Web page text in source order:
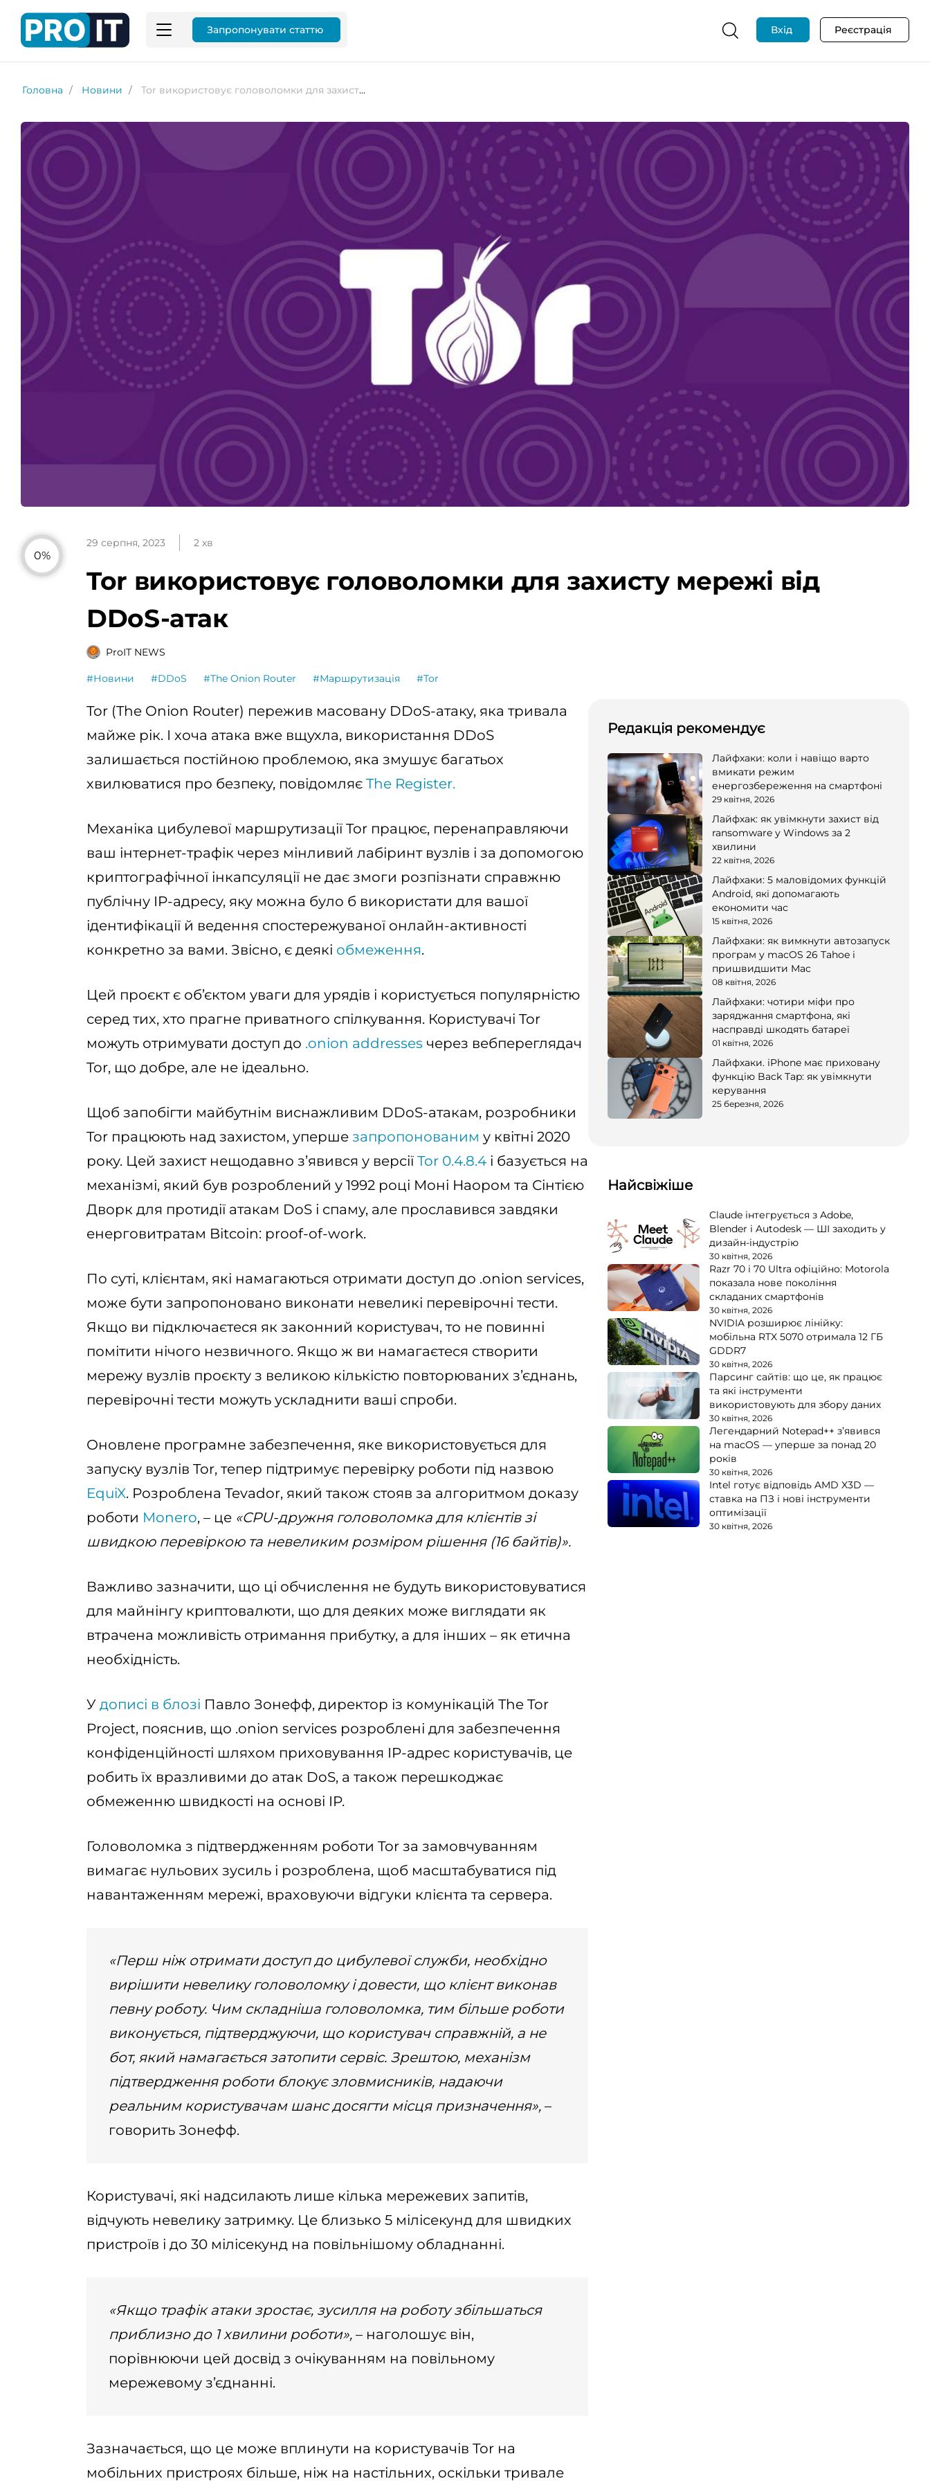
Запропонувати статтю Вхід Реєстрація
Головна Новини Tor використовує головоломки для захисту мережі від DDoS-атак
0%
29 серпня, 2023 2 хв
Tor використовує головоломки для захисту мережі від
DDoS-атак
ProIT NEWS
#Новини #DDoS #The Onion Router #Маршрутизація #Tor
Tor (The Onion Router) пережив масовану DDoS-атаку, яка тривала
майже рік. І хоча атака вже вщухла, використання DDoS
залишається постійною проблемою, яка змушує багатьох
хвилюватися про безпеку, повідомляє The Register.
Механіка цибулевої маршрутизації Tor працює, перенаправляючи
ваш інтернет-трафік через мінливий лабіринт вузлів і за допомогою
криптографічної інкапсуляції не дає змоги розпізнати справжню
публічну IP-адресу, яку можна було б використати для вашої
ідентифікації й ведення спостережуваної онлайн-активності
конкретно за вами. Звісно, є деякі обмеження.
Цей проєкт є об’єктом уваги для урядів і користується популярністю
серед тих, хто прагне приватного спілкування. Користувачі Tor
можуть отримувати доступ до .onion addresses через вебпереглядач
Tor, що добре, але не ідеально.
Щоб запобігти майбутнім виснажливим DDoS-атакам, розробники
Tor працюють над захистом, уперше запропонованим у квітні 2020
року. Цей захист нещодавно з’явився у версії Tor 0.4.8.4 і базується на
механізмі, який був розроблений у 1992 році Моні Наором та Сінтією
Дворк для протидії атакам DoS і спаму, але прославився завдяки
енерговитратам Bitcoin: proof-of-work.
По суті, клієнтам, які намагаються отримати доступ до .onion services,
може бути запропоновано виконати невеликі перевірочні тести.
Якщо ви підключаєтеся як законний користувач, то не повинні
помітити нічого незвичного. Якщо ж ви намагаєтеся створити
мережу вузлів проєкту з великою кількістю повторюваних з’єднань,
перевірочні тести можуть ускладнити ваші спроби.
Оновлене програмне забезпечення, яке використовується для
запуску вузлів Tor, тепер підтримує перевірку роботи під назвою
EquiX. Розроблена Tevador, який також стояв за алгоритмом доказу
роботи Monero, – це «CPU-дружня головоломка для клієнтів зі
швидкою перевіркою та невеликим розміром рішення (16 байтів)».
Важливо зазначити, що ці обчислення не будуть використовуватися
для майнінгу криптовалюти, що для деяких може виглядати як
втрачена можливість отримання прибутку, а для інших – як етична
необхідність.
У дописі в блозі Павло Зонефф, директор із комунікацій The Tor
Project, пояснив, що .onion services розроблені для забезпечення
конфіденційності шляхом приховування IP-адрес користувачів, це
робить їх вразливими до атак DoS, а також перешкоджає
обмеженню швидкості на основі IP.
Головоломка з підтвердженням роботи Tor за замовчуванням
вимагає нульових зусиль і розроблена, щоб масштабуватися під
навантаженням мережі, враховуючи відгуки клієнта та сервера.
«Перш ніж отримати доступ до цибулевої служби, необхідно
вирішити невелику головоломку і довести, що клієнт виконав
певну роботу. Чим складніша головоломка, тим більше роботи
виконується, підтверджуючи, що користувач справжній, а не
бот, який намагається затопити сервіс. Зрештою, механізм
підтвердження роботи блокує зловмисників, надаючи
реальним користувачам шанс досягти місця призначення», –
говорить Зонефф.
Користувачі, які надсилають лише кілька мережевих запитів,
відчують невелику затримку. Це близько 5 мілісекунд для швидких
пристроїв і до 30 мілісекунд на повільнішому обладнанні.
«Якщо трафік атаки зростає, зусилля на роботу збільшаться
приблизно до 1 хвилини роботи», – наголошує він,
порівнюючи цей досвід з очікуванням на повільному
мережевому з’єднанні.
Зазначається, що це може вплинути на користувачів Tor на
мобільних пристроях більше, ніж на настільних, оскільки тривале
Редакція рекомендує
Лайфхаки: коли і навіщо варто
вмикати режим
енергозбереження на смартфоні
29 квітня, 2026
Лайфхак: як увімкнути захист від
ransomware у Windows за 2
хвилини
22 квітня, 2026
Лайфхаки: 5 маловідомих функцій
Android, які допомагають
економити час
15 квітня, 2026
Лайфхаки: як вимкнути автозапуск
програм у macOS 26 Tahoe і
пришвидшити Mac
08 квітня, 2026
Лайфхаки: чотири міфи про
заряджання смартфона, які
насправді шкодять батареї
01 квітня, 2026
Лайфхаки. iPhone має приховану
функцію Back Tap: як увімкнути
керування
25 березня, 2026
Найсвіжіше
Claude інтегрується з Adobe,
Blender і Autodesk — ШІ заходить у
дизайн-індустрію
30 квітня, 2026
Razr 70 і 70 Ultra офіційно: Motorola
показала нове покоління
складаних смартфонів
30 квітня, 2026
NVIDIA розширює лінійку:
мобільна RTX 5070 отримала 12 ГБ
GDDR7
30 квітня, 2026
Парсинг сайтів: що це, як працює
та які інструменти
використовують для збору даних
30 квітня, 2026
Легендарний Notepad++ з’явився
на macOS — уперше за понад 20
років
30 квітня, 2026
Intel готує відповідь AMD X3D —
ставка на ПЗ і нові інструменти
оптимізації
30 квітня, 2026